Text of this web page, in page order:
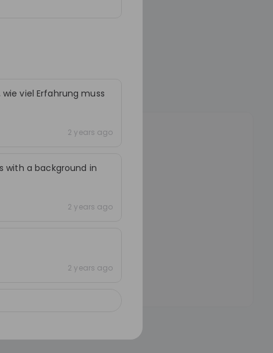
viel Erfahrung muss
2 years ago
with a background in
2 years ago
2 years ago